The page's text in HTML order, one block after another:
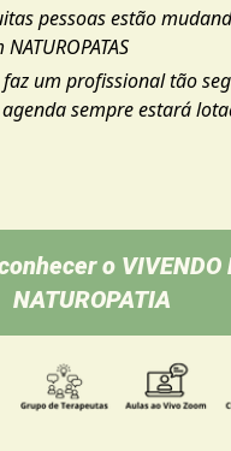
pessoas estão
um profissional tão
sempre estará
o VIVENDO
NATUROPATIA